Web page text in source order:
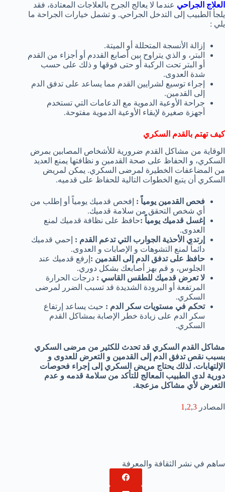
العلاج الجراحي عندما لا يعالج الجرح بالعلاجات المعتادة، فقد
يلجأ الطبيب إلى التدخل الجراحي. و تشمل خيارات الجراحة ما
يلي :
إزالة الأنسجة المتحللة أو الميتة.
البتر، و الذي يتراوح بين أصابع القددم أو أجزاء من القدم
أو البتر تحت الركبة أو حتى فوقها و ذلك على حسب
شدة العدوى.
إجراء توسيع لشرايين القدم مما يساعد على تدفق الدم
إلى القدمين.
جراحة الأوعية الدموية مع الدعامات التي تستخدم
أجهزة صغيرة لإبقاء الأوعية الدموية مفتوحة.
كيف تهتم بالقدم السكري
الوقاية من مشاكل القدم ضرورية للأشخاص المصابين بمرض
السكري، و الحفاظ على صحة القدمين و نظافتها يمنع العديد
من المضاعفات الخطيرة لمرضى السكري. يمكن لمريض
السكري أن يتبع الخطوات التالية للحفاظ على قدميه.
فحص القدمين يومياً : إفحص قدميك يومياً أو إطلب من
أي شخص التحقق من سلامة قدميك.
إغسل قدميك يومياً :حافظ على نظافة قدميك لمنع
العدوى.
إرتدي الأحذية الجوارب التي تدعم القدم : إحمي قدميك
دائماً لمنع التشوهات و الإصابات و العدوى.
حافظ على تدفق الدم إلى القدمين : إرفع قدميك عند
الجلوس، و قم بهز أصابعك بشكل دوري.
لا تعرض قدميك للطقس القاسي : درجات الحرارة
المرتفعة أو البرودة الشديدة قد تسبب الضرر لمرضى
السكري.
تحكم في مستويات سكر الدم : حيث يساعد إرتفاع
سكر الدم على زيادة خطر الإصابة بمشاكل القدم
السكري.
مشاكل القدم السكري قد تحدث للكثير من مرضى السكري
بسبب نقص تدفق الدم إلى القدمين و التعرض للعدوى و
الإلتهابات. لذلك يحتاج مريض السكري إلى إجراء فحوصات
دورية لدى الطبيب المعالج للتأكد من سلامة قدمه و عدم
التعرض لأي مشاكل مزعجة.
المصادر 1 ,2,3
ساهم في نشر الثقافة والمعرفة